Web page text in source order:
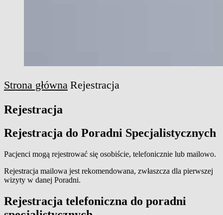
Strona główna Rejestracja
Rejestracja
Rejestracja do Poradni Specjalistycznych
Pacjenci mogą rejestrować się osobiście, telefonicznie lub mailowo.
Rejestracja mailowa jest rekomendowana, zwłaszcza dla pierwszej
wizyty w danej Poradni.
Rejestracja telefoniczna do poradni